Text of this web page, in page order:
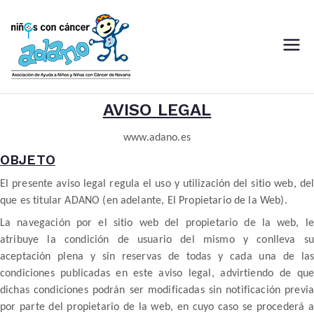
contenido
Asociación de Ayuda a Niños
AVISO LEGAL
www.adano.es
OBJETO
El presente aviso legal regula el uso y utilización del sitio web, del
que es titular ADANO (en adelante, El Propietario de la Web).
La navegación por el sitio web del propietario de la web, le
atribuye la condición de usuario del mismo y conlleva su
aceptación plena y sin reservas de todas y cada una de las
condiciones publicadas en este aviso legal, advirtiendo de que
dichas condiciones podrán ser modificadas sin notificación previa
por parte del propietario de la web, en cuyo caso se procederá a